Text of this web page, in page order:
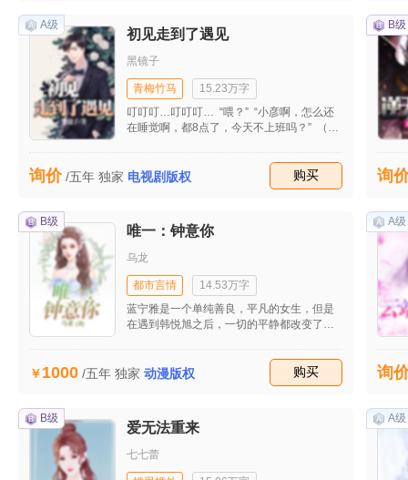
患病并没有打垮她，也逐渐揭开她的原生家
庭关系，同时也收获了美好的爱情。
A级
初见走到了遇见
黑镜子
青梅竹马
15.23万字
叮叮叮…叮叮叮… “喂？” “小彦啊，怎么还
在睡觉啊，都8点了，今天不上班吗？” （钱
上班，还早呢，有什么事吗？” “也没什么事
啦，就是想问问你什么时候把你那个叫小 娅
俩都这么久了 不是，还拖着像什么话啊”
“哦，你说这个啊，再说啦，最近忙着呢” “你
这孩子，每次都说忙，这次可别想钻空子，
要是你 忙我跟你爸去你那儿？也顺便去看看
你啊” “别啊，干嘛这么急啊” “你说我能不急
吗，你和小娅在一起都已经快半年了， 还不
带回家了别人女孩子会怎么想你啊” “哎哟，
行了行了，我招了行不行啊，事情不是这么
询价 /五年 独家 电视剧版权 购买
B级
询
B级
唯一：钟意你
乌龙
都市言情
14.53万字
蓝宁雅是一个单纯善良，平凡的女生，但是
在遇到韩悦旭之后，一切的平静都改变了，
活了十七年的家其实根本没有血缘关系，就
算叫了自己十七年的弟弟最后的表
们注定在美丽神圣的教堂成为最幸福的一
对！
1000 /五年 独家 动漫版权 购买
A级
询
B级
爱无法重来
七七蕾
A级